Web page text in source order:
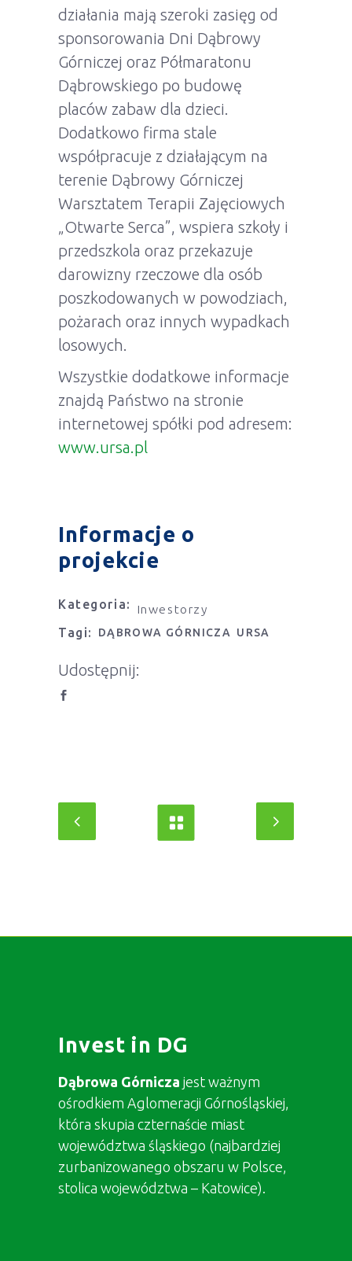
działania mają szeroki zasięg od
sponsorowania Dni Dąbrowy
Górniczej oraz Półmaratonu
Dąbrowskiego po budowę
placów zabaw dla dzieci.
Dodatkowo firma stale
współpracuje z działającym na
terenie Dąbrowy Górniczej
Warsztatem Terapii Zajęciowych
„Otwarte Serca”, wspiera szkoły i
przedszkola oraz przekazuje
darowizny rzeczowe dla osób
poszkodowanych w powodziach,
pożarach oraz innych wypadkach
losowych.
Wszystkie dodatkowe informacje
znajdą Państwo na stronie
internetowej spółki pod adresem:
www.ursa.pl
Informacje o
projekcie
Kategoria:
Inwestorzy
Tagi:
DĄBROWA GÓRNICZA URSA
Udostępnij:
Invest in DG
Dąbrowa Górnicza jest ważnym
ośrodkiem Aglomeracji Górnośląskiej,
która skupia czternaście miast
województwa śląskiego (najbardziej
zurbanizowanego obszaru w Polsce,
stolica województwa – Katowice).